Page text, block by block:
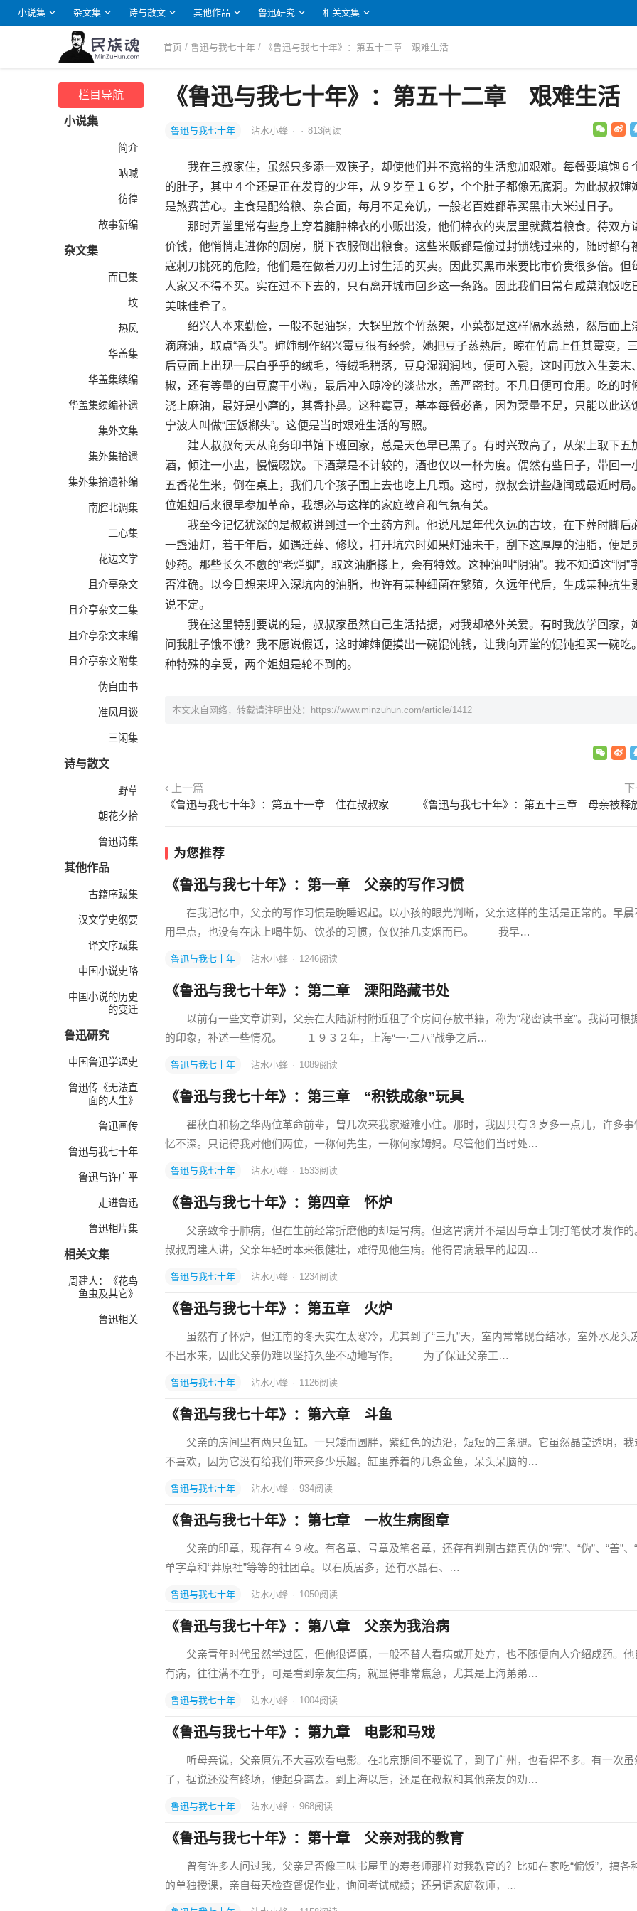
小说集 杂文集 诗与散文 其他作品 鲁迅研究 相关文集
首页 /鲁迅与我七十年 / 《鲁迅与我七十年》：第五十二章 艰难生活
栏目导航
小说集
简介
呐喊
彷徨
故事新编
杂文集
而已集
坟
热风
华盖集
华盖集续编
华盖集续编补遗
集外文集
集外集拾遗
集外集拾遗补编
南腔北调集
二心集
花边文学
且介亭杂文
且介亭杂文二集
且介亭杂文末编
且介亭杂文附集
伪自由书
准风月谈
三闲集
诗与散文
野草
朝花夕拾
鲁迅诗集
其他作品
古籍序跋集
汉文学史纲要
译文序跋集
中国小说史略
中国小说的历史
的变迁
鲁迅研究
中国鲁迅学通史
鲁迅传《无法直
面的人生》
鲁迅画传
鲁迅与我七十年
鲁迅与许广平
走进鲁迅
鲁迅相片集
相关文集
周建人：《花鸟
鱼虫及其它》
鲁迅相关
《鲁迅与我七十年》：第五十二章 艰难生活
鲁迅与我七十年 沾水小蜂 · · 813阅读
我在三叔家住，虽然只多添一双筷子，却使他们并不宽裕的生活愈加艰难。每餐要填饱６
的肚子，其中４个还是正在发育的少年，从９岁至１６岁，个个肚子都像无底洞。为此叔叔婶
是煞费苦心。主食是配给粮、杂合面，每月不足充饥，一般老百姓都靠买黑市大米过日子。
那时弄堂里常有些身上穿着臃肿棉衣的小贩出没，他们棉衣的夹层里就藏着粮食。待双方
价钱，他悄悄走进你的厨房，脱下衣服倒出粮食。这些米贩都是偷过封锁线过来的，随时都有
寇刺刀挑死的危险，他们是在做着刀刃上讨生活的买卖。因此买黑市米要比市价贵很多倍。但
人家又不得不买。实在过不下去的，只有离开城市回乡这一条路。因此我们日常有咸菜泡饭吃
美味佳肴了。
绍兴人本来勤俭，一般不起油锅，大锅里放个竹蒸架，小菜都是这样隔水蒸熟，然后面上
滴麻油，取点“香头”。婶婶制作绍兴霉豆很有经验，她把豆子蒸熟后，晾在竹扁上任其霉变，
后豆面上出现一层白乎乎的绒毛，待绒毛稍落，豆身湿润润地，便可入甏，这时再放入生姜末
椒，还有等量的白豆腐干小粒，最后冲入晾冷的淡盐水，盖严密封。不几日便可食用。吃的时
浇上麻油，最好是小磨的，其香扑鼻。这种霉豆，基本每餐必备，因为菜量不足，只能以此送
宁波人叫做“压饭榔头”。这便是当时艰难生活的写照。
建人叔叔每天从商务印书馆下班回家，总是天色早已黑了。有时兴致高了，从架上取下五
酒，倾注一小盅，慢慢啜饮。下酒菜是不计较的，酒也仅以一杯为度。偶然有些日子，带回一
五香花生米，倒在桌上，我们几个孩子围上去也吃上几颗。这时，叔叔会讲些趣闻或最近时局
位姐姐后来很早参加革命，我想必与这样的家庭教育和气氛有关。
我至今记忆犹深的是叔叔讲到过一个土药方剂。他说凡是年代久远的古坟，在下葬时脚后
一盏油灯，若干年后，如遇迁葬、修坟，打开坑穴时如果灯油未干，刮下这厚厚的油脂，便是
妙药。那些长久不愈的“老烂脚”，取这油脂搽上，会有特效。这种油叫“阴油”。我不知道这“阴”
否准确。以今日想来埋入深坑内的油脂，也许有某种细菌在繁殖，久远年代后，生成某种抗生
说不定。
我在这里特别要说的是，叔叔家虽然自己生活拮据，对我却格外关爱。有时我放学回家，
问我肚子饿不饿？我不愿说假话，这时婶婶便摸出一碗馄饨钱，让我向弄堂的馄饨担买一碗吃
种特殊的享受，两个姐姐是轮不到的。
本文来自网络，转载请注明出处： https://www.minzuhun.com/article/1412
上一篇
《鲁迅与我七十年》：第五十一章 住在叔叔家
《鲁迅与我七十年》：第五十三章 母亲被释
为您推荐
《鲁迅与我七十年》：第一章 父亲的写作习惯
在我记忆中，父亲的写作习惯是晚睡迟起。以小孩的眼光判断，父亲这样的生活是正常的。早晨
用早点，也没有在床上喝牛奶、饮茶的习惯，仅仅抽几支烟而已。 我早…
鲁迅与我七十年 沾水小蜂 · 1246阅读
《鲁迅与我七十年》：第二章 溧阳路藏书处
以前有一些文章讲到，父亲在大陆新村附近租了个房间存放书籍，称为“秘密读书室”。我尚可根
的印象，补述一些情况。 １９３２年，上海“一·二八”战争之后…
鲁迅与我七十年 沾水小蜂 · 1089阅读
《鲁迅与我七十年》：第三章 “积铁成象”玩具
瞿秋白和杨之华两位革命前辈，曾几次来我家避难小住。那时，我因只有３岁多一点儿，许多事
忆不深。只记得我对他们两位，一称何先生，一称何家姆妈。尽管他们当时处…
鲁迅与我七十年 沾水小蜂 · 1533阅读
《鲁迅与我七十年》：第四章 怀炉
父亲致命于肺病，但在生前经常折磨他的却是胃病。但这胃病并不是因与章士钊打笔仗才发作的
叔叔周建人讲，父亲年轻时本来很健壮，难得见他生病。他得胃病最早的起因…
鲁迅与我七十年 沾水小蜂 · 1234阅读
《鲁迅与我七十年》：第五章 火炉
虽然有了怀炉，但江南的冬天实在太寒冷，尤其到了“三九”天，室内常常砚台结冰，室外水龙头
不出水来，因此父亲仍难以坚持久坐不动地写作。 为了保证父亲工…
鲁迅与我七十年 沾水小蜂 · 1126阅读
《鲁迅与我七十年》：第六章 斗鱼
父亲的房间里有两只鱼缸。一只矮而圆胖，紫红色的边沿，短短的三条腿。它虽然晶莹透明，我
不喜欢，因为它没有给我们带来多少乐趣。缸里养着的几条金鱼，呆头呆脑的…
鲁迅与我七十年 沾水小蜂 · 934阅读
《鲁迅与我七十年》：第七章 一枚生病图章
父亲的印章，现存有４９枚。有名章、号章及笔名章，还存有判别古籍真伪的“完”、“伪”、“善”、
单字章和“莽原社”等等的社团章。以石质居多，还有水晶石、…
鲁迅与我七十年 沾水小蜂 · 1050阅读
《鲁迅与我七十年》：第八章 父亲为我治病
父亲青年时代虽然学过医，但他很谨慎，一般不替人看病或开处方，也不随便向人介绍成药。他
有病，往往满不在乎，可是看到亲友生病，就显得非常焦急，尤其是上海弟弟…
鲁迅与我七十年 沾水小蜂 · 1004阅读
《鲁迅与我七十年》：第九章 电影和马戏
听母亲说，父亲原先不大喜欢看电影。在北京期间不要说了，到了广州，也看得不多。有一次虽
了，据说还没有终场，便起身离去。到上海以后，还是在叔叔和其他亲友的劝…
鲁迅与我七十年 沾水小蜂 · 968阅读
《鲁迅与我七十年》：第十章 父亲对我的教育
曾有许多人问过我，父亲是否像三味书屋里的寿老师那样对我教育的？比如在家吃“偏饭”，搞各
的单独授课，亲自每天检查督促作业，询问考试成绩；还另请家庭教师，…